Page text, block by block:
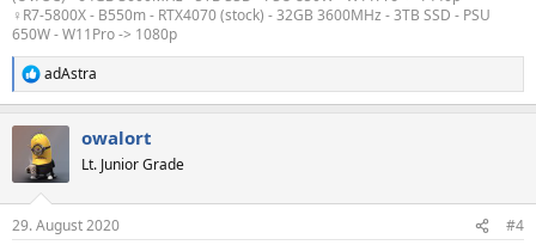
♀️R7-5800X - B550m - RTX4070 (stock) - 32GB 3600MHz - 3TB SSD - PSU
650W - W11Pro -> 1080p
R
e
i
e
adAstra
owalort
Lt. Junior Grade
29. August 2020 #4